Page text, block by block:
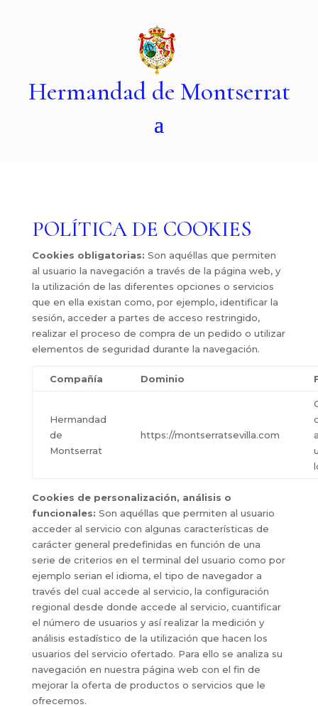
Hermandad de Montserrat
POLÍTICA DE COOKIES
Cookies obligatorias: Son aquéllas que permiten
al usuario la navegación a través de la página web, y
la utilización de las diferentes opciones o servicios
que en ella existan como, por ejemplo, identificar la
sesión, acceder a partes de acceso restringido,
realizar el proceso de compra de un pedido o utilizar
elementos de seguridad durante la navegación.
Compañía Dominio
Hermandad
de
Montserrat
https://montserratsevilla.com
Cookies de personalización, análisis o
funcionales: Son aquéllas que permiten al usuario
acceder al servicio con algunas características de
carácter general predefinidas en función de una
serie de criterios en el terminal del usuario como por
ejemplo serian el idioma, el tipo de navegador a
través del cual accede al servicio, la configuración
regional desde donde accede al servicio, cuantificar
el número de usuarios y así realizar la medición y
análisis estadístico de la utilización que hacen los
usuarios del servicio ofertado. Para ello se analiza su
navegación en nuestra página web con el fin de
mejorar la oferta de productos o servicios que le
ofrecemos.